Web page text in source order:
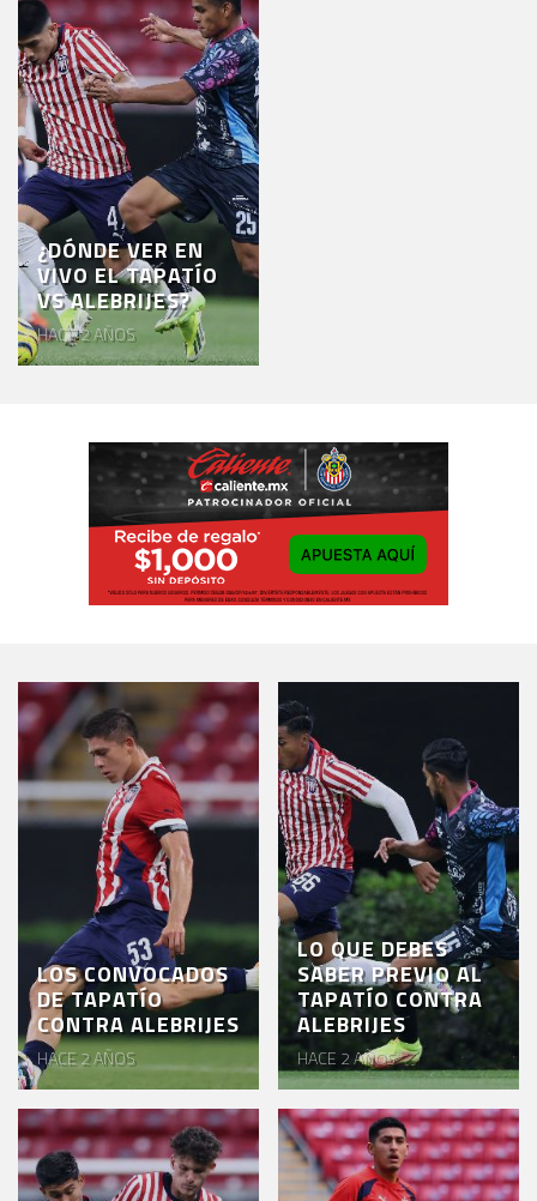
¿DÓNDE VER EN
VIVO EL TAPATÍO
VS ALEBRIJES?
HACE 2 AÑOS
LOS CONVOCADOS
DE TAPATÍO
CONTRA ALEBRIJES
HACE 2 AÑOS
LO QUE DEBES
SABER PREVIO AL
TAPATÍO CONTRA
ALEBRIJES
HACE 2 AÑOS